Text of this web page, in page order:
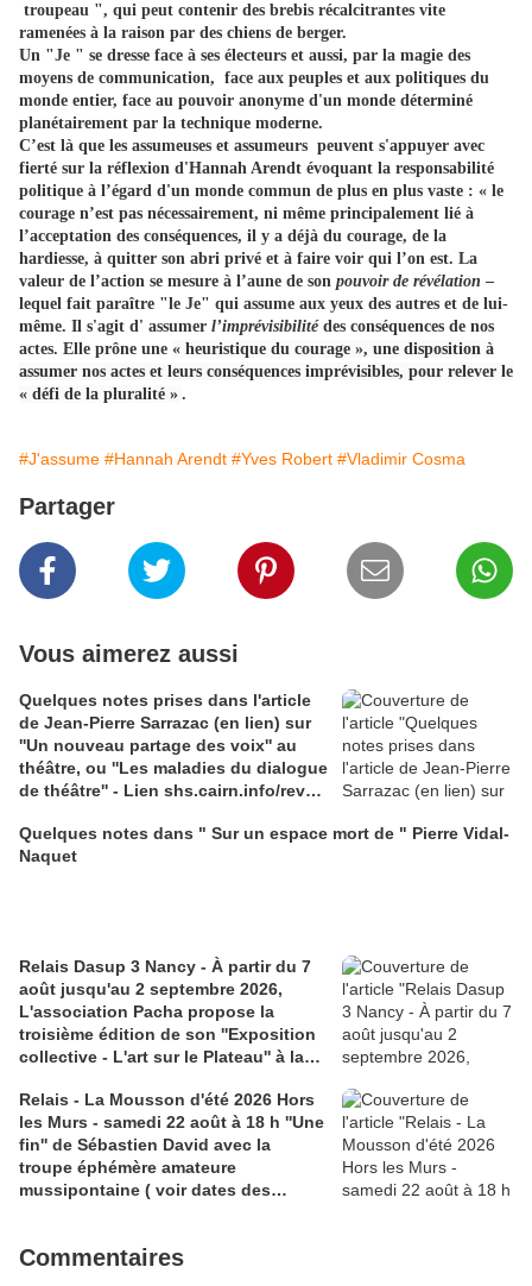
troupeau ", qui peut contenir des brebis récalcitrantes vite
ramenées à la raison par des chiens de berger.
Un "Je " se dresse face à ses électeurs et aussi, par la magie des
moyens de communication, face aux peuples et aux politiques du
monde entier, face au pouvoir anonyme d'un monde déterminé
planétairement par la technique moderne.
C’est là que les assumeuses et assumeurs peuvent s'appuyer avec
fierté sur la réflexion d'Hannah Arendt évoquant la responsabilité
politique à l’égard d'un monde commun de plus en plus vaste : « le
courage n’est pas nécessairement, ni même principalement lié à
l’acceptation des conséquences, il y a déjà du courage, de la
hardiesse, à quitter son abri privé et à faire voir qui l’on est. La
valeur de l’action se mesure à l’aune de son pouvoir de révélation –
lequel fait paraître "le Je" qui assume aux yeux des autres et de lui-
même. Il s'agit d' assumer l’imprévisibilitédes conséquences de nos
actes. Elle prône une « heuristique du courage », une disposition à
assumer nos actes et leurs conséquences imprévisibles, pour relever le
« défi de la pluralité » .
#J'assume #Hannah Arendt #Yves Robert #Vladimir Cosma
Partager
Vous aimerez aussi
Quelques notes prises dans l'article
de Jean-Pierre Sarrazac (en lien) sur
''Un nouveau partage des voix'' au
théâtre, ou ''Les maladies du dialogue
de théâtre'' - Lien shs.cairn.info/revue
Quelques notes dans " Sur un espace mort de " Pierre Vidal-
Naquet
Relais Dasup 3 Nancy - À partir du 7
août jusqu'au 2 septembre 2026,
L'association Pacha propose la
troisième édition de son ''Exposition
collective - L'art sur le Plateau'' à la
avenue Pinchard
Relais - La Mousson d'été 2026 Hors
les Murs - samedi 22 août à 18 h ''Une
fin'' de Sébastien David avec la
troupe éphémère amateure
mussipontaine ( voir dates des
Saint-Laurent, Pont-à-Mousson 2
Commentaires